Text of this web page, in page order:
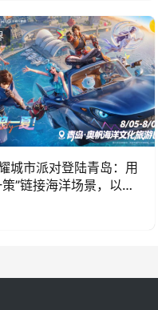
城市派对登陆青岛：用
”链接海洋场景，以双